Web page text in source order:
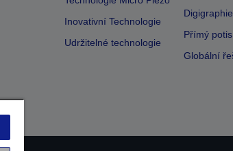
Inovativní Technologie
Udržitelné technologie
Digigraphie
Přímý
Globální